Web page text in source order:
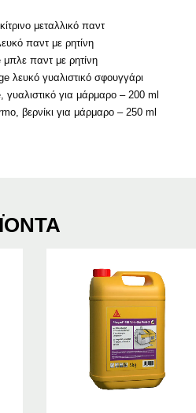
μεταλλικό παντ
παντ με ρητίνη
παντ με ρητίνη
λευκό γυαλιστικό σφουγγάρι
γυαλιστικό για μάρμαρο – 200 ml
βερνίκι για μάρμαρο – 250 ml